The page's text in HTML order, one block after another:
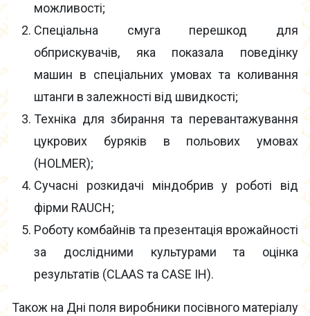
можливості;
Спеціальна смуга перешкод для
обприскувачів, яка показала поведінку
машин в спеціальних умовах та коливання
штанги в залежності від швидкості;
Техніка для збирання та перевантажування
цукрових буряків в польових умовах
(HOLMER);
Сучасні розкидачі міндобрив у роботі від
фірми RAUCH;
Роботу комбайнів та презентація врожайності
за дослідними культурами та оцінка
результатів (CLAAS та CASE IH).
Також на Дні поля виробники посівного матеріалу